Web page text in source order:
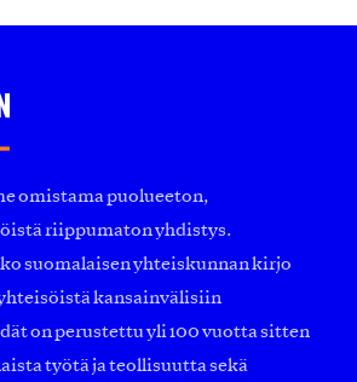
omistama puolueeton,
riippumaton yhdistys.
suomalaisen yhteiskunnan kirjo
kansainvälisiin
on perustettu yli 100 vuotta sitten
työtä ja teollisuutta sekä